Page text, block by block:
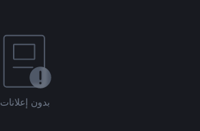
بدون إعلانات